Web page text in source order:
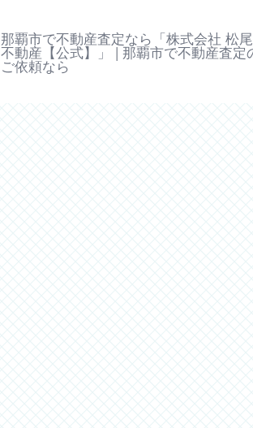
那覇市で不動産査定なら「株式会社 松尾
不動産【公式】」 | 那覇市で不動産査定
ご依頼なら